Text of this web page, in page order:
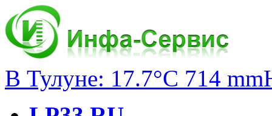
В Тулуне: 17.7°C 714